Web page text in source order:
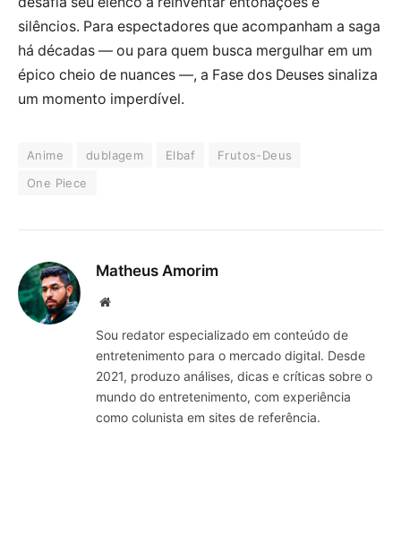
silêncios. Para espectadores que acompanham a saga
há décadas — ou para quem busca mergulhar em um
épico cheio de nuances —, a Fase dos Deuses sinaliza
um momento imperdível.
Anime dublagem Elbaf
Frutos-Deus
One Piece
Matheus Amorim
Website
Sou redator especializado em conteúdo de
entretenimento para o mercado digital. Desde
2021, produzo análises, dicas e críticas sobre o
mundo do entretenimento, com experiência
como colunista em sites de referência.